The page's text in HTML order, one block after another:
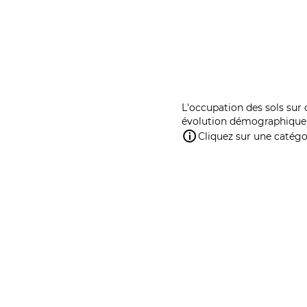
L'occupation des sols
évolution
Cliquez sur une